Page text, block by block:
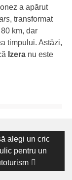
a apărut
, transformat
km, dar
timpului. Astăzi,
Izera nu este
alegi un cric
pentru un